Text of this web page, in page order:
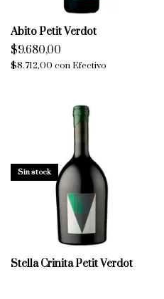
Abito Petit Verdot
$9.680,00
$8.712,00 con Efectivo
Sin stock
Stella Crinita Petit Verdot